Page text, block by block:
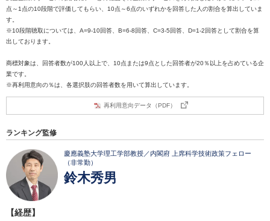
点～1点の10段階で評価してもらい、10点～6点のいずれかを回答した人の割合を算出していま
す。
※10段階聴取については、A=9-10回答、B=6-8回答、C=3-5回答、D=1-2回答として割合を算
出しております。
商標対象は、回答者数が100人以上で、10点または9点とした回答者が20％以上を占めている企
業です。
※再利用意向の％は、各選択肢の回答者数を用いて算出しています。
再利用意向データ（PDF）
ランキング監修
慶應義塾大学理工学部教授／内閣府 上席科学技術政策フェロー
（非常勤）
鈴木秀男
【経歴】